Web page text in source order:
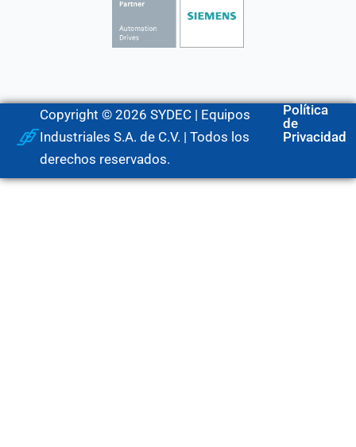
Copyright © 2026 SYDEC | Equipos
Industriales S.A. de C.V. | Todos los
derechos reservados.
Política
de
Privacidad